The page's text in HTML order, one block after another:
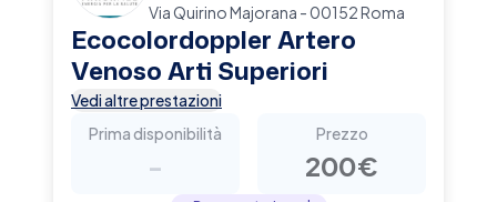
Via Quirino Majorana - 00152 Roma
Ecocolordoppler Artero
Venoso Arti Superiori
Vedi altre prestazioni
Prima disponibilità
-
Prezzo
200€